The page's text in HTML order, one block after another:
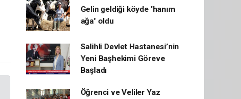
Gelin geldiği köyde 'hanım
ağa' oldu
Salihli Devlet Hastanesi’nin
Yeni Başhekimi Göreve
Başladı
Öğrenci ve Veliler Yaz